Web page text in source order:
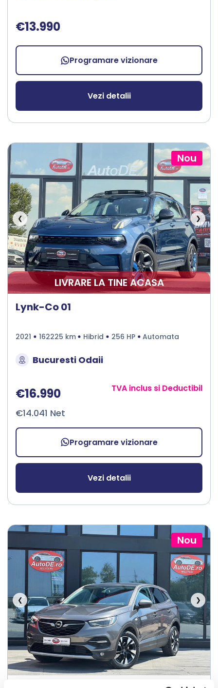
€13.990
Programare vizionare
Vezi detalii
Nou
❮ ❯
LIVRARE LA TINE ACASA
Lynk-Co 01
2021 162225 km Hibrid 256 HP Automata
Bucuresti Odaii
€16.990
€14.041 Net
TVA inclus si Deductibil
Programare vizionare
Vezi detalii
Nou
❮ ❯